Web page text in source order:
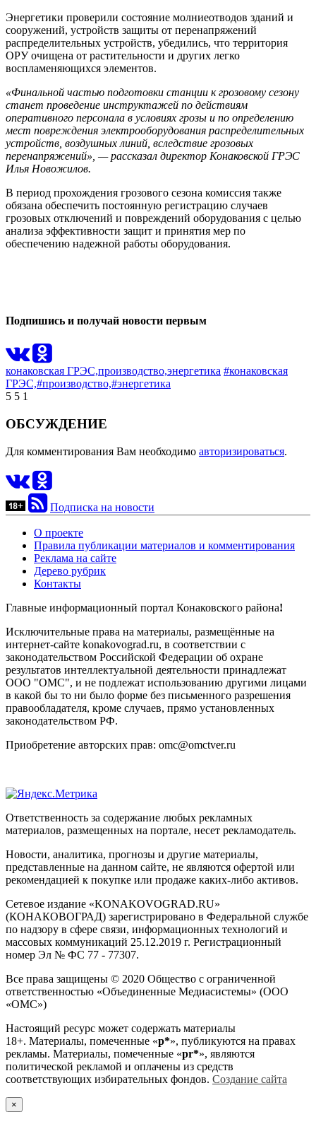
Энергетики проверили состояние молниеотводов зданий и
сооружений, устройств защиты от перенапряжений
распределительных устройств, убедились, что территория
ОРУ очищена от растительности и других легко
воспламеняющихся элементов.
«Финальной частью подготовки станции к грозовому сезону
станет проведение инструктажей по действиям
оперативного персонала в условиях грозы и по определению
мест повреждения электрооборудования распределительных
устройств, воздушных линий, вследствие грозовых
перенапряжений», — рассказал директор Конаковской ГРЭС
Илья Новожилов.
В период прохождения грозового сезона комиссия также
обязана обеспечить постоянную регистрацию случаев
грозовых отключений и повреждений оборудования с целью
анализа эффективности защит и принятия мер по
обеспечению надежной работы оборудования.
Подпишись и получай новости первым
конаковская ГРЭС,производство,энергетика #конаковская
ГРЭС,#производство,#энергетика
5 5 1
ОБСУЖДЕНИЕ
Для комментирования Вам необходимо авторизироваться.
Подписка на новости
О проекте
Правила публикации материалов и комментирования
Реклама на сайте
Дерево рубрик
Контакты
Главные информационный портал Конаковского района!
Исключительные права на материалы, размещённые на
интернет-сайте konakovograd.ru, в соответствии с
законодательством Российской Федерации об охране
результатов интеллектуальной деятельности принадлежат
ООО "ОМС", и не подлежат использованию другими лицами
в какой бы то ни было форме без письменного разрешения
правообладателя, кроме случаев, прямо установленных
законодательством РФ.
Приобретение авторских прав: omc@omctver.ru
Ответственность за содержание любых рекламных
материалов, размещенных на портале, несет рекламодатель.
Новости, аналитика, прогнозы и другие материалы,
представленные на данном сайте, не являются офертой или
рекомендацией к покупке или продаже каких-либо активов.
Сетевое издание «KONAKOVOGRAD.RU»
(КОНАКОВОГРАД) зарегистрировано в Федеральной службе
по надзору в сфере связи, информационных технологий и
массовых коммуникаций 25.12.2019 г. Регистрационный
номер Эл № ФС 77 - 77307.
Все права защищены © 2020 Общество с ограниченной
ответственностью «Объединенные Медиасистемы» (ООО
«ОМС»)
Настоящий ресурс может содержать материалы
18+. Материалы, помеченные «р*», публикуются на правах
рекламы. Материалы, помеченные «рr*», являются
политической рекламой и оплачены из средств
соответствующих избирательных фондов. Создание сайта
×